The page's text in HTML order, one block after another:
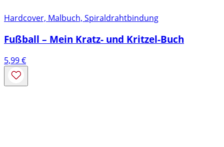
Hardcover, Malbuch, Spiraldrahtbindung
Fußball – Mein Kratz- und Kritzel-Buch
5,99€